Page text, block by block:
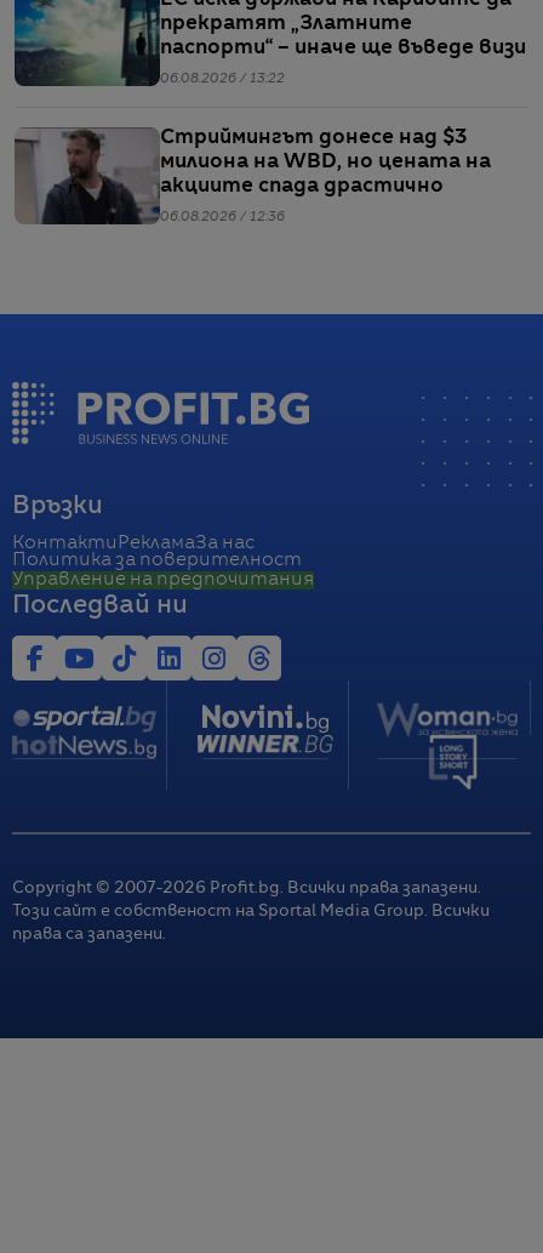
прекратят „Златните
паспорти“ – иначе ще въведе визи
06.08.2026 / 13:22
Стриймингът донесе над $3
милиона на WBD, но цената на
акциите спада драстично
06.08.2026 / 12:36
Връзки
Контакти РекламаЗа нас
Политика за поверителност
Управление на предпочитания
Последвай ни
Copyright © 2007-2026 Profit.bg. Всички права запазени.
Този сайт е собственост на Sportal Media Group. Всички
права са запазени.